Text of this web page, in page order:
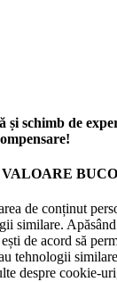
și schimb de
de conținut
similare.
de acord să
tehnologii
despre cookie-